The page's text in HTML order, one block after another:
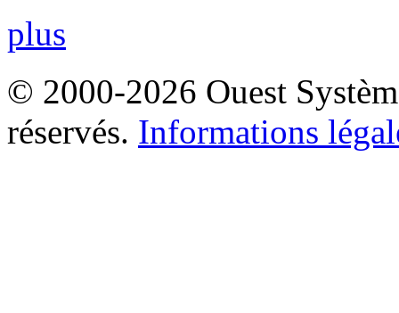
plus
© 2000-2026 Ouest
réservés. Informations